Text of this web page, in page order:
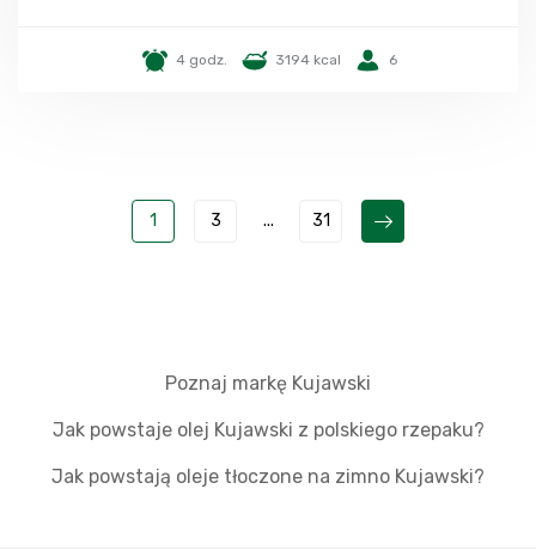
4 godz. 3194 kcal 6
1 3 ... 31
Poznaj markę Kujawski
Jak powstaje olej Kujawski z polskiego rzepaku?
Jak powstają oleje tłoczone na zimno Kujawski?